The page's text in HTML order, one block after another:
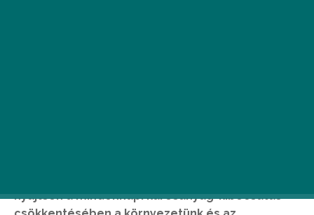
nyújtson a mindennapi károsanyag-kibocsátás